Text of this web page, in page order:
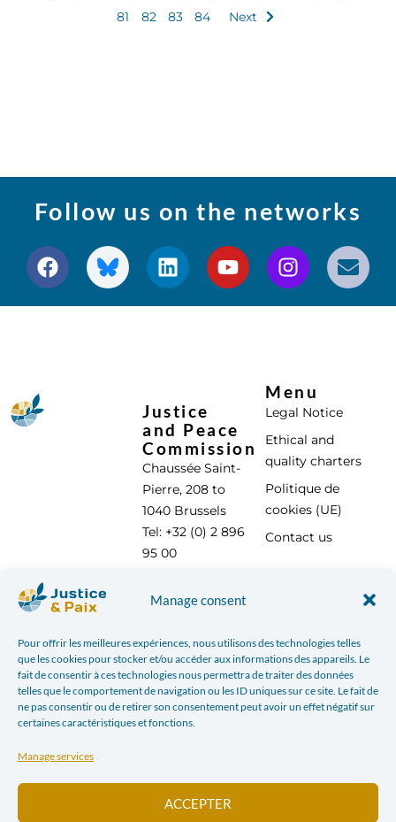
Manage consent
Pour offrir les meilleures expériences, nous utilisons des technologies telles
que les cookies pour stocker et/ou accéder aux informations des appareils. Le
fait de consentir à ces technologies nous permettra de traiter des données
telles que le comportement de navigation ou les ID uniques sur ce site. Le fait de
ne pas consentir ou de retirer son consentement peut avoir un effet négatif sur
certaines caractéristiques et fonctions.
Manage services
ACCEPTER
81
82 83 84 Next
Follow us on the networks
Justice
and Peace
Commission
Chaussée Saint-
Pierre, 208 to
1040 Brussels
Tel: +32 (0) 2 896
95 00
Menu
Legal Notice
Ethical and
quality charters
Politique de
cookies (UE)
Contact us
With the support of :